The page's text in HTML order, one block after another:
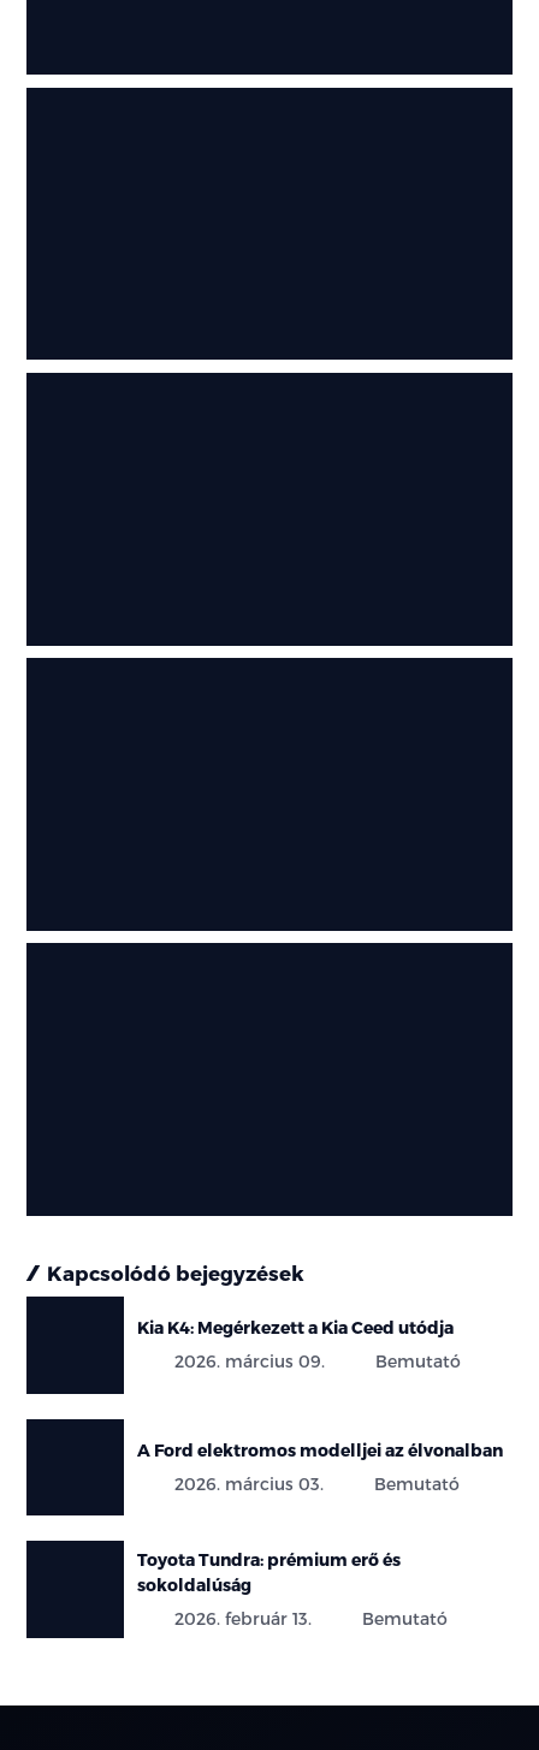
Kapcsolódó bejegyzések
Kia K4: Megérkezett a Kia Ceed utódja
2026. március 09.
Bemutató
A Ford elektromos modelljei az élvonalban
2026. március 03.
Bemutató
Toyota Tundra: prémium erő és
sokoldalúság
2026. február 13.
Bemutató